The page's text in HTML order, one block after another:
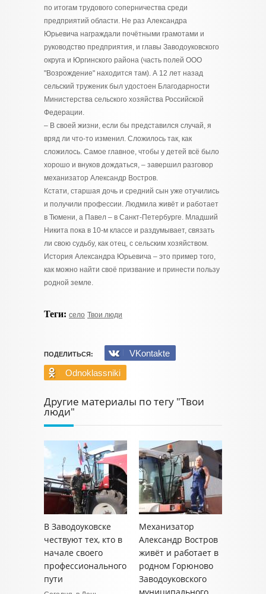
по итогам трудового соперничества среди
предприятий области. Не раз Александра
Юрьевича награждали почётными грамотами и
руководство предприятия, и главы Заводоуковского
округа и Юргинского района (часть полей ООО
"Возрождение" находится там). А 12 лет назад
сельский труженик был удостоен Благодарности
Министерства сельского хозяйства Российской
Федерации.
– В своей жизни, если бы представился случай, я
вряд ли что-то изменил. Сложилось так, как
сложилось. Самое главное, чтобы у детей всё было
хорошо и внуков дождаться, – завершил разговор
механизатор Александр Востров.
Кстати, старшая дочь и средний сын уже отучились
и получили профессии. Людмила живёт и работает
в Тюмени, а Павел – в Санкт-Петербурге. Младший
Никита пока в 10-м классе и раздумывает, связать
ли свою судьбу, как отец, с сельским хозяйством.
История Александра Юрьевича – это пример того,
как можно найти своё призвание и принести пользу
родной земле.
Теги: село Твои люди
ПОДЕЛИТЬСЯ:
VKontakte
Odnoklassniki
Другие материалы по тегу "Твои
люди"
В Заводоуковске
чествуют тех, кто в
начале своего
профессионального
пути
Механизатор
Александр Востров
живёт и работает в
родном Горюново
Заводоуковского